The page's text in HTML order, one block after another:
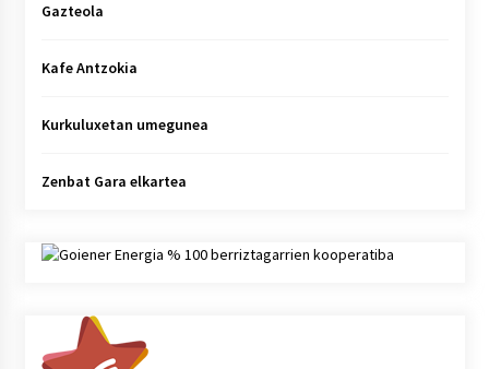
Gazteola
Kafe Antzokia
Kurkuluxetan umegunea
Zenbat Gara elkartea